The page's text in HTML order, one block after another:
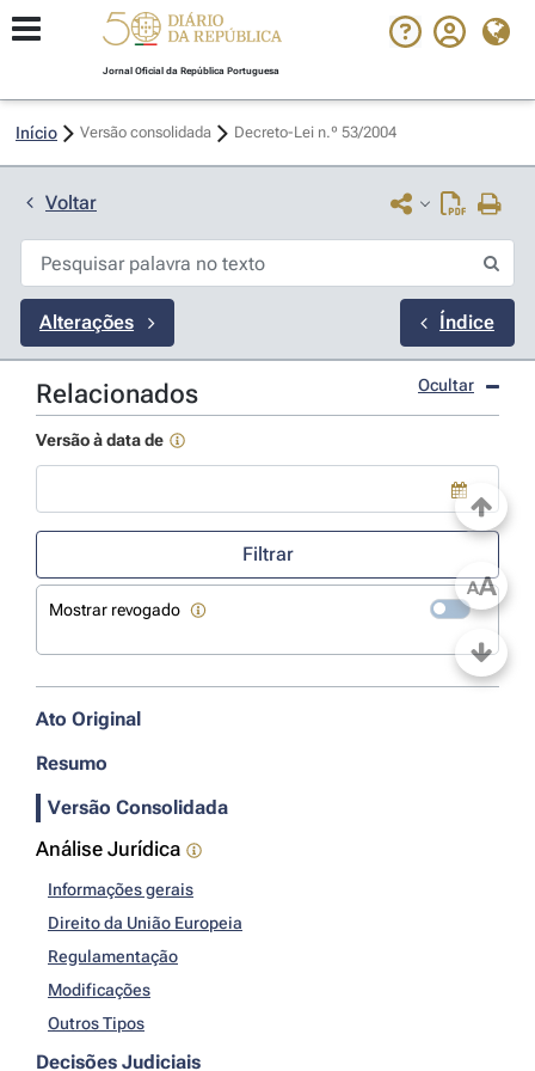
Jornal Oficial da República Portuguesa
Início Versão consolidada Decreto-Lei n.º 53/2004
Voltar
Alterações Índice
Relacionados Ocultar
Versão à data de
Use a tecla de seta para baixo para abrir o calendário; Use as
Filtrar
Mostrar revogado
Ato Original
Resumo
Versão Consolidada
Análise Jurídica
Informações gerais
Direito da União Europeia
Regulamentação
Modificações
Outros Tipos
Decisões Judiciais
AA